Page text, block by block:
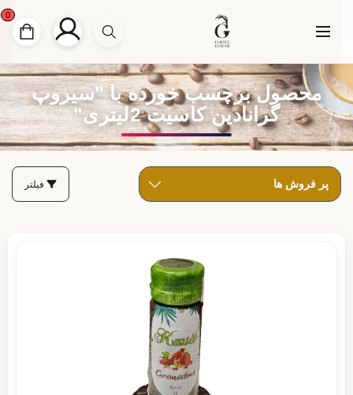
0
محصول برچسب خورده با "سیروپ
گرانادین کاسیت 2لیتری"
فیلتر